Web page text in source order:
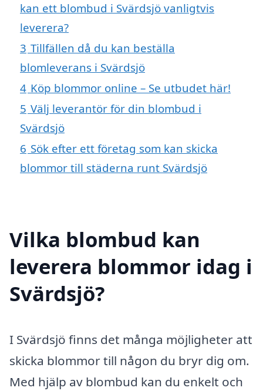
kan ett blombud i Svärdsjö vanligtvis
leverera?
3 Tillfällen då du kan beställa
blomleverans i Svärdsjö
4 Köp blommor online – Se utbudet här!
5 Välj leverantör för din blombud i
Svärdsjö
6 Sök efter ett företag som kan skicka
blommor till städerna runt Svärdsjö
Vilka blombud kan
leverera blommor idag i
Svärdsjö?
I Svärdsjö finns det många möjligheter att
skicka blommor till någon du bryr dig om.
Med hjälp av blombud kan du enkelt och